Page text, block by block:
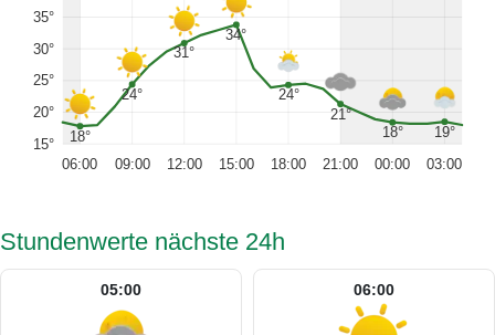
15°
20°
25°
30°
35°
18°
24°
31°
34°
24°
21°
18° 19°
06:00 09:00 12:00 15:00 18:00 21:00 00:00 03:00
Stundenwerte nächste 24h
05:00 06:00